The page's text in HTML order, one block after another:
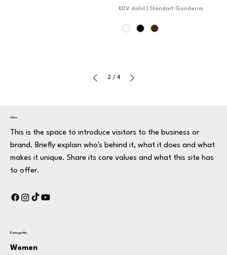
KDV dahil Standart Gönderim
2 / 4
class
This is the space to introduce visitors to the business or
brand. Briefly explain who's behind it, what it does and what
makes it unique. Share its core values and what this site has
to offer.
Kategoriler
Women